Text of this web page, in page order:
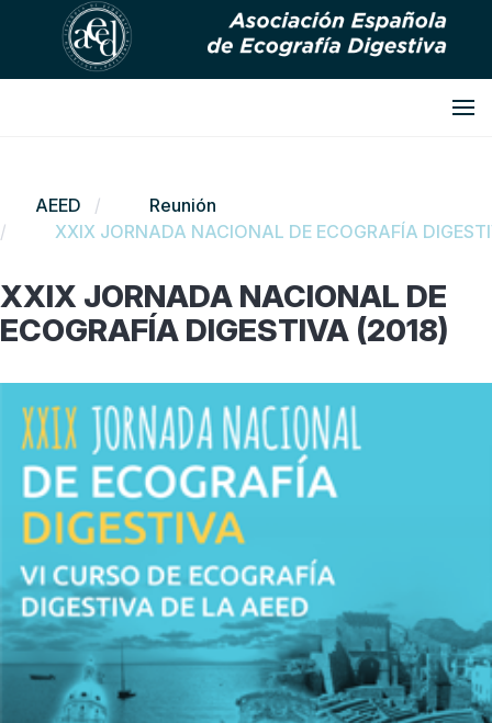
AEED
Reunión
XXIX JORNADA NACIONAL DE ECOGRAFÍA
XXIX JORNADA NACIONAL DE
ECOGRAFÍA DIGESTIVA (2018)